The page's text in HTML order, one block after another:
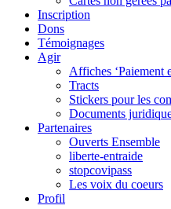
Inscription
Dons
Témoignages
Agir
Affiches ‘Paiement
Tracts
Stickers pour les
Documents
Partenaires
Ouverts Ensemble
liberte-entraide
stopcovipass
Les voix du coeurs
Profil